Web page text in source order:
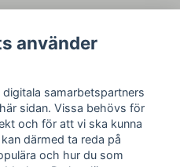
använder
samarbetspartners
sidan. Vissa behövs för
och för att vi ska kunna
därmed ta reda på
och hur du som